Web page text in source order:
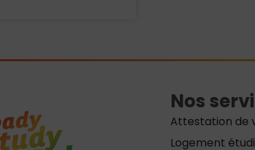
Nos
Attestation de
Logement